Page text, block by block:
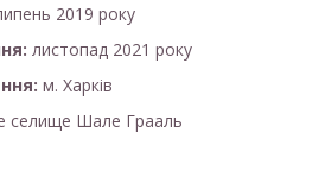
2019 року
листопад 2021 року
м. Харків
селище Шале Грааль